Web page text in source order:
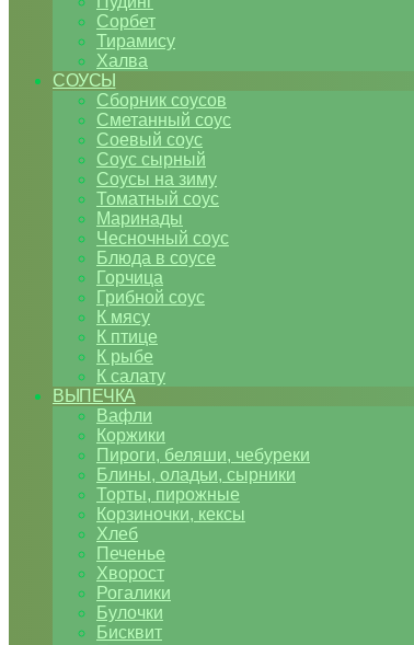
Сорбет
Тирамису
Халва
СОУСЫ
Сборник соусов
Сметанный соус
Соевый соус
Соус сырный
Соусы на зиму
Томатный соус
Маринады
Чесночный соус
Блюда в соусе
Горчица
Грибной соус
К мясу
К птице
К рыбе
К салату
ВЫПЕЧКА
Вафли
Коржики
Пироги, беляши, чебуреки
Блины, оладьи, сырники
Торты, пирожные
Корзиночки, кексы
Хлеб
Печенье
Хворост
Рогалики
Булочки
Бисквит